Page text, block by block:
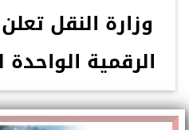
وزارة النقل
الرقمية الواحدة